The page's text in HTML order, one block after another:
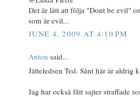
Det är lätt att följa "Dont be evil"
som är evil...
JUNE 4, 2009 AT 4:10 PM
Anton said...
Jätteledsen Ted. Sånt här är aldrig
Jag har också fått sajter straffade